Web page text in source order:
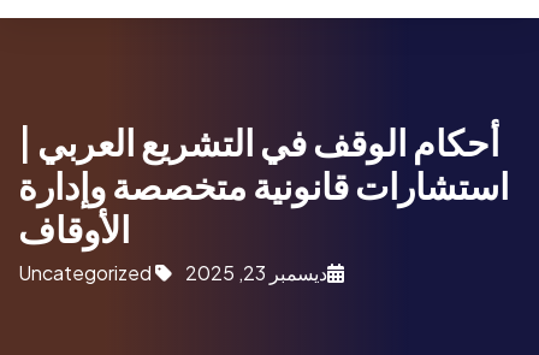
أحكام الوقف في التشريع العربي |
استشارات قانونية متخصصة وإدارة
الأوقاف
ديسمبر 23, 2025 Uncategorized